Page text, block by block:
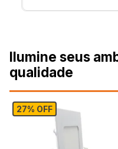
Ilumine seus
qualidade
27% OFF